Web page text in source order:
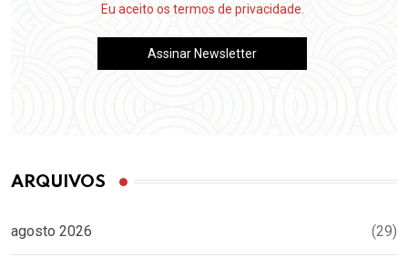
Eu aceito os termos de privacidade.
ARQUIVOS
agosto 2026 (29)